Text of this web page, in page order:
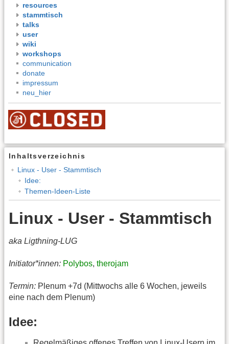
resources
stammtisch
talks
user
wiki
workshops
communication
donate
impressum
neu_hier
Inhaltsverzeichnis
Linux - User - Stammtisch
Idee:
Themen-Ideen-Liste
Linux - User - Stammtisch
aka Ligthning-LUG
Initiator*innen: Polybos, therojam
Termin: Plenum +7d (Mittwochs alle 6 Wochen, jeweils
eine nach dem Plenum)
Idee: